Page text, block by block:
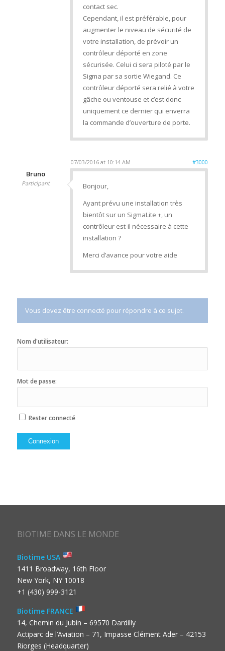
contact sec.
Cependant, il est préférable, pour
augmenter le niveau de sécurité de
votre installation, de prévoir un
contrôleur déporté en zone
sécurisée. Celui ci sera piloté par le
Sigma par sa sortie Wiegand. Ce
contrôleur déporté sera relié à votre
gâche ou ventouse et c’est donc
uniquement ce dernier qui enverra
la commande d’ouverture de porte.
07/03/2016 at 10:14 AM #3000
Bruno
Participant
Bonjour,
Ayant prévu une installation très
bientôt sur un SigmaLite +, un
contrôleur est-il nécessaire à cette
installation ?
Merci d’avance pour votre aide
Vous devez être connecté pour répondre à ce sujet.
Nom d'utilisateur:
Mot de passe:
Rester connecté
Connexion
BIOTIME DANS LE MONDE
Biotime USA
1411 Broadway, 16th Floor
New York, NY 10018
+1 (430) 999-3121
Biotime FRANCE
14, Chemin du Jubin – 69570 Dardilly
Actiparc de l’Aviation – 71, Impasse Clément Ader – 42153
Riorges (Headquarter)